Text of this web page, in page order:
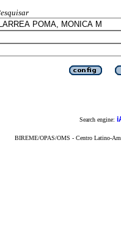
Search engine:
BIREME/OPAS/OMS - Centro Latino-